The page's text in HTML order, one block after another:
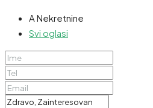
A Nekretnine
Svi oglasi